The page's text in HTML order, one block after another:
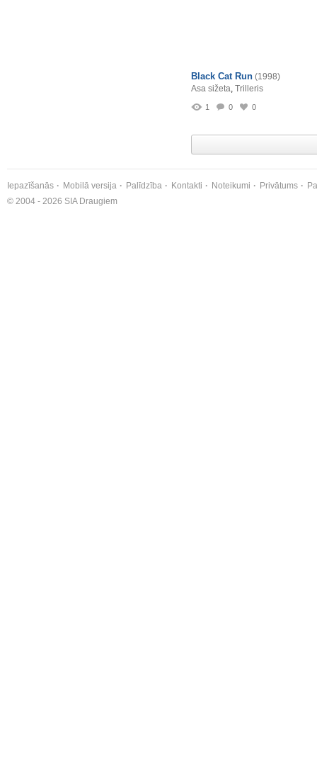
Black Cat Run (1998)
Asa sižeta, Trilleris
1 0 0
Iepazīšanās Mobilā versija Palīdzība Kontakti Noteikumi Privātums
© 2004 - 2026 SIA Draugiem